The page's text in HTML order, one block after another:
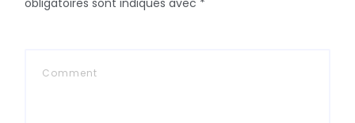
obligatoires sont indiqués avec *